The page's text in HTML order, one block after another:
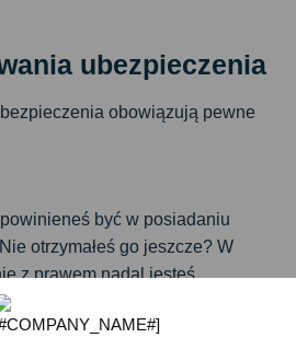
ubezpieczenia
obowiązują pewne
być w posiadaniu
otrzymałeś go jeszcze? W
z prawem nadal jesteś
masz obowiązek